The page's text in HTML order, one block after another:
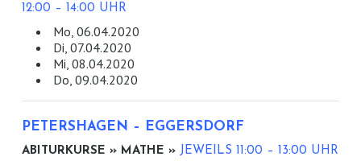
12:00 – 14:00 UHR
Mo, 06.04.2020
Di, 07.04.2020
Mi, 08.04.2020
Do, 09.04.2020
PETERSHAGEN – EGGERSDORF
ABITURKURSE » MATHE » JEWEILS 11:00 – 13:00 UHR